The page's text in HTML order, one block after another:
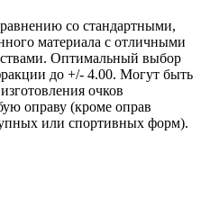
со стандартными,
материала с отличными
Оптимальный выбор
до +/- 4.00. Могут быть
очков
оправу (кроме оправ
или спортивных форм).